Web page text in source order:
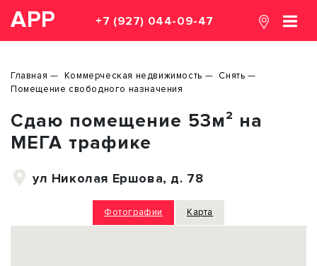
АРР +7 (927) 044-09-47
Главная Коммерческая недвижимость
Снять
Помещение свободного назначения
Сдаю помещение 53м² на
МЕГА трафике
ул Николая Ершова, д. 78
Фотографии Карта